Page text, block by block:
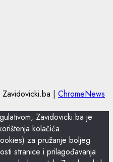
| ChromeNews
Zavidovicki.ba je
kolačića.
za pružanje boljeg
stranice i prilagođavanja